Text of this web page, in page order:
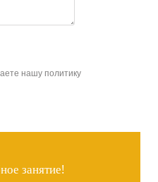
нашу политику
занятие!